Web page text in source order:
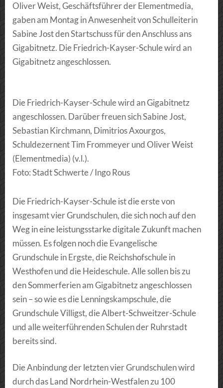
Oliver Weist, Geschäftsführer der Elementmedia,
gaben am Montag in Anwesenheit von Schulleiterin
Sabine Jost den Startschuss für den Anschluss ans
Gigabitnetz. Die Friedrich-Kayser-Schule wird an
Gigabitnetz angeschlossen.
Die Friedrich-Kayser-Schule wird an Gigabitnetz
angeschlossen. Darüber freuen sich Sabine Jost,
Sebastian Kirchmann, Dimitrios Axourgos,
Schuldezernent Tim Frommeyer und Oliver Weist
(Elementmedia) (v.l.).
Foto: Stadt Schwerte / Ingo Rous
Die Friedrich-Kayser-Schule ist die erste von
insgesamt vier Grundschulen, die sich noch auf den
Weg in eine leistungsstarke digitale Zukunft machen
müssen. Es folgen noch die Evangelische
Grundschule in Ergste, die Reichshofschule in
Westhofen und die Heideschule. Alle sollen bis zu
den Sommerferien am Gigabitnetz angeschlossen
sein – so wie es die Lenningskampschule, die
Grundschule Villigst, die Albert-Schweitzer-Schule
und alle weiterführenden Schulen der Ruhrstadt
bereits sind.
Die Anbindung der letzten vier Grundschulen wird
durch das Land Nordrhein-Westfalen zu 100